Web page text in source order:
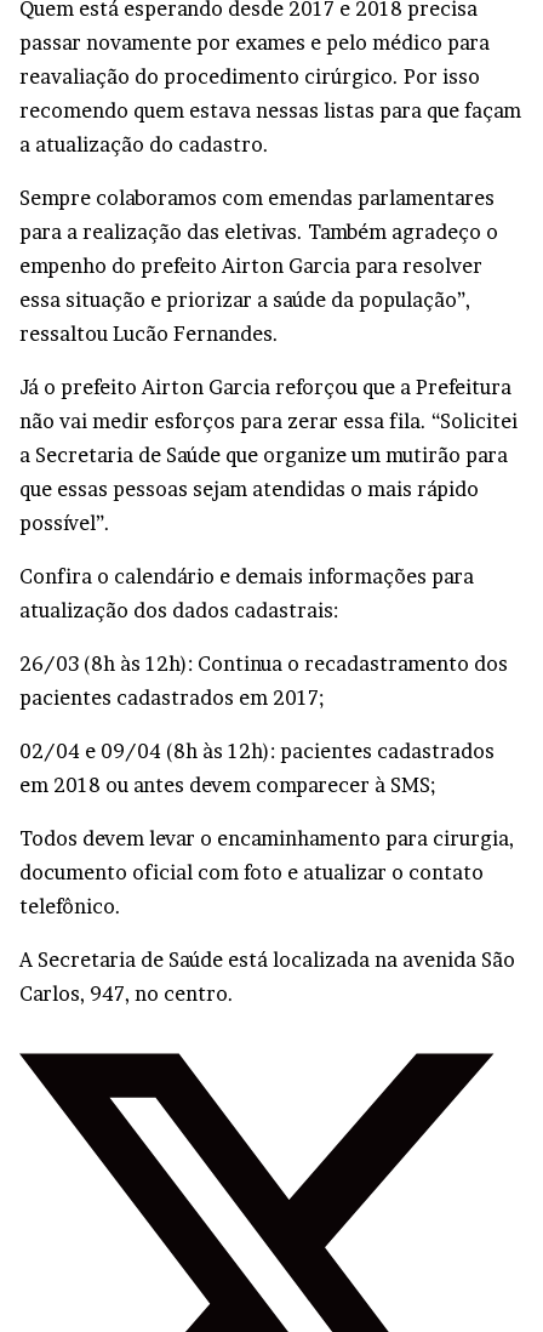
Quem está esperando desde 2017 e 2018 precisa
passar novamente por exames e pelo médico para
reavaliação do procedimento cirúrgico. Por isso
recomendo quem estava nessas listas para que façam
a atualização do cadastro.
Sempre colaboramos com emendas parlamentares
para a realização das eletivas. Também agradeço o
empenho do prefeito Airton Garcia para resolver
essa situação e priorizar a saúde da população”,
ressaltou Lucão Fernandes.
Já o prefeito Airton Garcia reforçou que a Prefeitura
não vai medir esforços para zerar essa fila. “Solicitei
a Secretaria de Saúde que organize um mutirão para
que essas pessoas sejam atendidas o mais rápido
possível”.
Confira o calendário e demais informações para
atualização dos dados cadastrais:
26/03 (8h às 12h): Continua o recadastramento dos
pacientes cadastrados em 2017;
02/04 e 09/04 (8h às 12h): pacientes cadastrados
em 2018 ou antes devem comparecer à SMS;
Todos devem levar o encaminhamento para cirurgia,
documento oficial com foto e atualizar o contato
telefônico.
A Secretaria de Saúde está localizada na avenida São
Carlos, 947, no centro.